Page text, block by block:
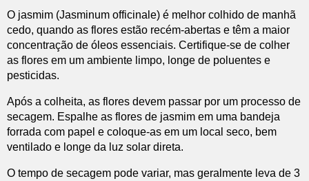
O jasmim (Jasminum officinale) é melhor colhido de manhã
cedo, quando as flores estão recém-abertas e têm a maior
concentração de óleos essenciais. Certifique-se de colher
as flores em um ambiente limpo, longe de poluentes e
pesticidas.
Após a colheita, as flores devem passar por um processo de
secagem. Espalhe as flores de jasmim em uma bandeja
forrada com papel e coloque-as em um local seco, bem
ventilado e longe da luz solar direta.
O tempo de secagem pode variar, mas geralmente leva de 3